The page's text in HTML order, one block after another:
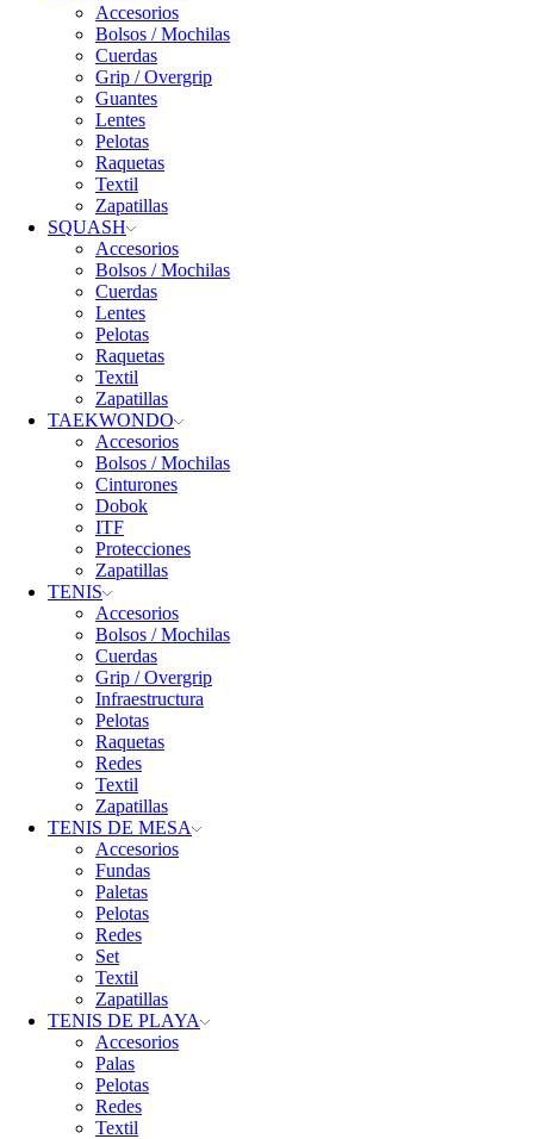
Accesorios
Bolsos / Mochilas
Cuerdas
Grip / Overgrip
Guantes
Lentes
Pelotas
Raquetas
Textil
Zapatillas
SQUASH
Accesorios
Bolsos / Mochilas
Cuerdas
Lentes
Pelotas
Raquetas
Textil
Zapatillas
TAEKWONDO
Accesorios
Bolsos / Mochilas
Cinturones
Dobok
ITF
Protecciones
Zapatillas
TENIS
Accesorios
Bolsos / Mochilas
Cuerdas
Grip / Overgrip
Infraestructura
Pelotas
Raquetas
Redes
Textil
Zapatillas
TENIS DE MESA
Accesorios
Fundas
Paletas
Pelotas
Redes
Set
Textil
Zapatillas
TENIS DE PLAYA
Accesorios
Palas
Pelotas
Redes
Textil